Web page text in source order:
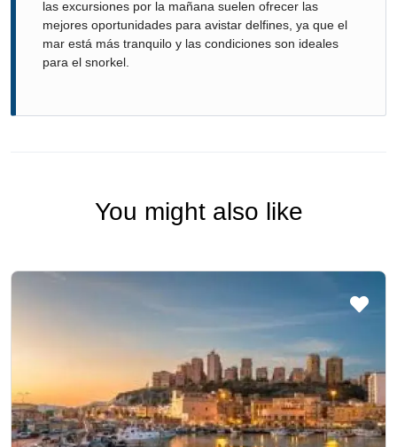
las excursiones por la mañana suelen ofrecer las
mejores oportunidades para avistar delfines, ya que el
mar está más tranquilo y las condiciones son ideales
para el snorkel.
You might also like